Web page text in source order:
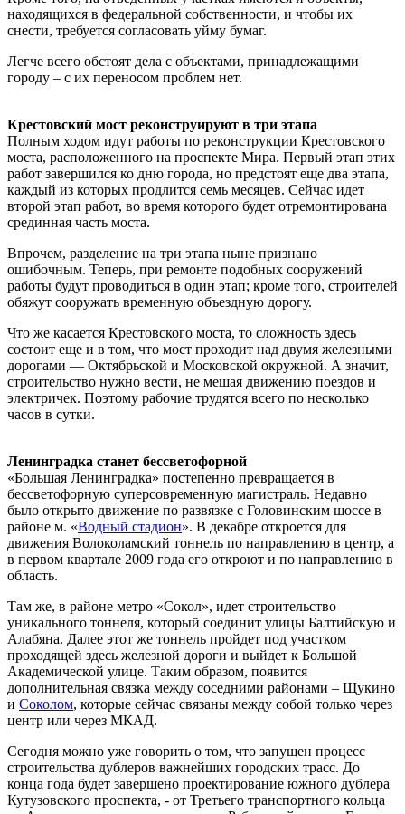
находящихся в федеральной собственности, и чтобы их
снести, требуется согласовать уйму бумаг.
Легче всего обстоят дела с объектами, принадлежащими
городу – с их переносом проблем нет.
Крестовский мост реконструируют в три этапа
Полным ходом идут работы по реконструкции Крестовского
моста, расположенного на проспекте Мира. Первый этап этих
работ завершился ко дню города, но предстоят еще два этапа,
каждый из которых продлится семь месяцев. Сейчас идет
второй этап работ, во время которого будет отремонтирована
срединная часть моста.
Впрочем, разделение на три этапа ныне признано
ошибочным. Теперь, при ремонте подобных сооружений
работы будут проводиться в один этап; кроме того, строителей
обяжут сооружать временную объездную дорогу.
Что же касается Крестовского моста, то сложность здесь
состоит еще и в том, что мост проходит над двумя железными
дорогами — Октябрьской и Московской окружной. А значит,
строительство нужно вести, не мешая движению поездов и
электричек. Поэтому рабочие трудятся всего по несколько
часов в сутки.
Ленинградка станет бессветофорной
«Большая Ленинградка» постепенно превращается в
бессветофорную суперсовременную магистраль. Недавно
было открыто движение по развязке с Головинским шоссе в
районе м. «Водный стадион». В декабре откроется для
движения Волоколамский тоннель по направлению в центр, а
в первом квартале 2009 года его откроют и по направлению в
область.
Там же, в районе метро «Сокол», идет строительство
уникального тоннеля, который соединит улицы Балтийскую и
Алабяна. Далее этот же тоннель пройдет под участком
проходящей здесь железной дороги и выйдет к Большой
Академической улице. Таким образом, появится
дополнительная связка между соседними районами – Щукино
и Соколом, которые сейчас связаны между собой только через
центр или через МКАД.
Сегодня можно уже говорить о том, что запущен процесс
строительства дублеров важнейших городских трасс. До
конца года будет завершено проектирование южного дублера
Кутузовского проспекта, - от Третьего транспортного кольца